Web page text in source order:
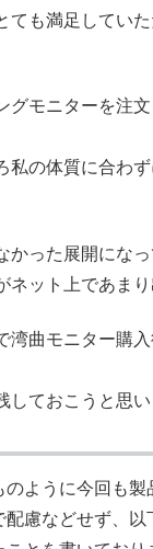
ても満足していた
グモニターを注
私の体質に合わ
かった展開になっ
ネット上であま
湾曲モニター購
しておこうと思い
のように今回も製
配慮などせず、以